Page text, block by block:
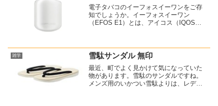
電子タバコのイーフォスイーワンをご存
知でしょうか。イーフォスイーワン
（EFOS E1）とは、アイコス（IQOS）
が激減する中、アイコ...
雑学 雪駄サンダル 無印
最近、町でよく見かけて気になっていた
物があります。雪駄のサンダルですね。
メンズ用のいかつい雪駄よりは、レディ